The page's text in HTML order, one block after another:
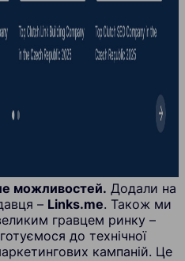
можливостей. Додали на
– Links.me. Також ми
гравцем ринку –
до технічної
кампаній. Це